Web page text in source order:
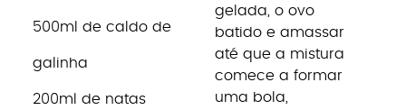
500ml de caldo de
galinha
200ml de natas
gelada, o ovo
batido e amassar
até que a mistura
comece a formar
uma bola,